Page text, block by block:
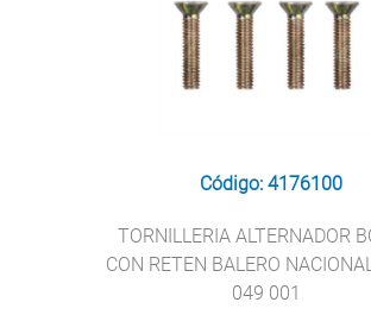
Código: 4176100
TORNILLERIA ALTERNADOR
CON RETEN BALERO
049 001